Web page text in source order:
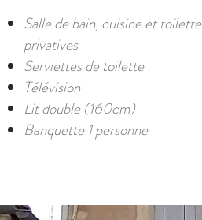
Salle de bain, cuisine et toilette
privatives
Serviettes de toilette
Télévision
Lit double (160cm)
Banquette 1 personne